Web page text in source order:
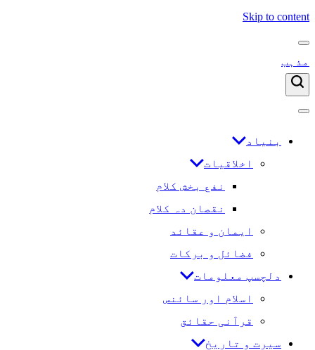
Skip to content
مذہب
بنیاد
اخلاقیات
نفع بخش کلام
نقصان دہ کلام
ایمان و عقائد
فضائل و برکات
دلچسپ معلومات
اسلام اور سائنس
قرآنی حقائق
سیرت و تاریخ